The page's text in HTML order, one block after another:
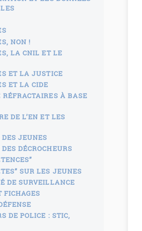
NON !
LA CNIL ET LE
ET LA JUSTICE
ET LA CIDE
RÉFRACTAIRES À BASE
DE L’EN ET LES
JEUNES
DÉCROCHEURS
SUR LES JEUNES
DE SURVEILLANCE
FICHAGES
DE POLICE : STIC,